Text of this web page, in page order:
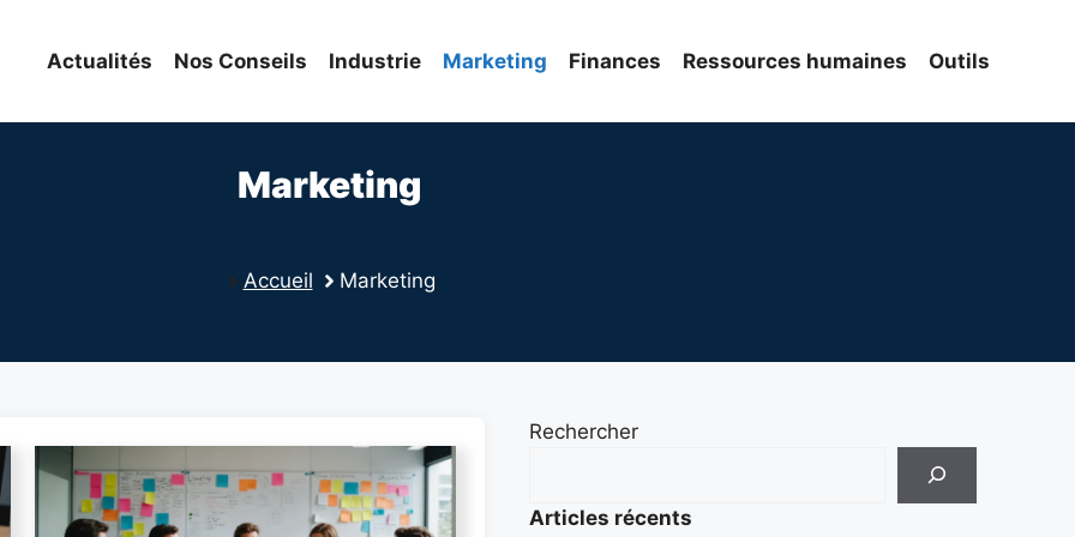
Actualités Nos Conseils Industrie Marketing Finances Ressources humaines Outils
Marketing
Accueil Marketing
Rechercher
Articles récents